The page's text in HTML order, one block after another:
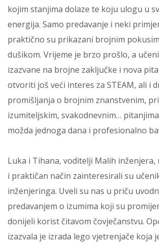
kojim stanjima dolaze te koju ulogu u
energija. Samo predavanje i neki
praktično su prikazani brojnim
dušikom. Vrijeme je brzo prošlo, a
izazvane na brojne zaključke i nova
otvoriti još veći interes za STEAM, ali i
promišljanja o brojnim znanstvenim,
izumiteljskim, svakodnevnim…
možda jednoga dana i profesionalno
Luka i Tihana, voditelji Malih
i praktičan način zainteresirali su
inženjeringa. Uveli su nas u priču
predavanjem o izumima koji su
donijeli korist čitavom čovječanstvu.
izazvala je izrada lego vjetrenjače koja